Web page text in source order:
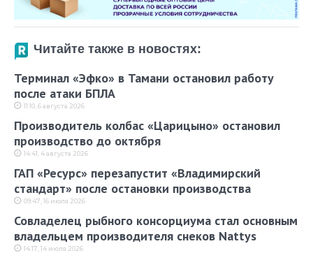
Читайте также в новостях:
Терминал «Эфко» в Тамани остановил работу
после атаки БПЛА
11:10, 6 августа 2026
Производитель колбас «Царицыно» остановил
производство до октября
14:41, 4 августа 2026
ГАП «Ресурс» перезапустит «Владимирский
стандарт» после остановки производства
09:47, 16 июля 2026
Совладелец рыбного консорциума стал основным
владельцем производителя снеков Nattys
14:17, 14 июля 2026